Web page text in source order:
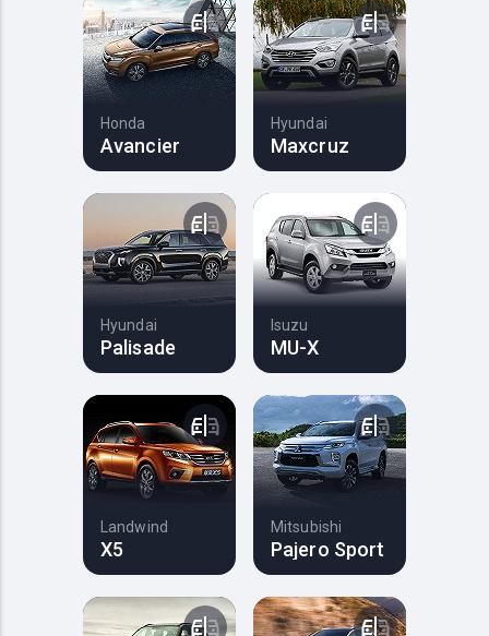
Honda
Avancier
Hyundai
Maxcruz
Hyundai
Palisade
Isuzu
MU-X
Landwind
X5
Mitsubishi
Pajero Sport